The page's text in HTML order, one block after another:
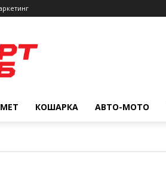
КОШАРКА АВТО-МОТО